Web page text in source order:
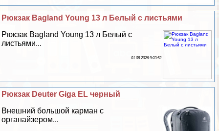
Рюкзак Bagland Young 13 л Белый с листьями
Рюкзак Bagland Young 13 л Белый с
листьями...
01 08 2026 9:23:52
Рюкзак Deuter Giga EL черный
Внешний большой карман с
органайзером...